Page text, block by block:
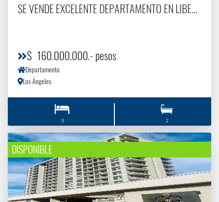
SE VENDE EXCELENTE DEPARTAMENTO EN LIBERTADOR 2
$ 160.000.000.- pesos
Departamento
Los Ángeles
3 2
DISPONIBLE